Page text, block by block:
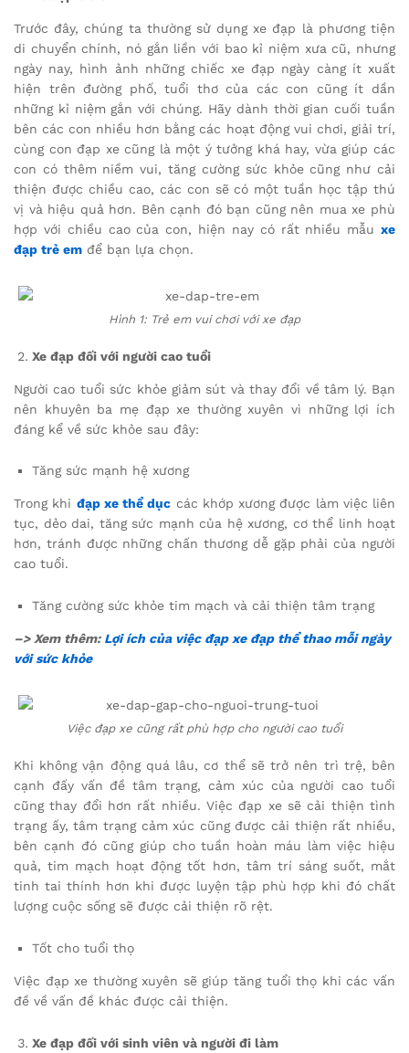
Trước đây, chúng ta thường sử dụng xe đạp là phương tiện
di chuyển chính, nó gắn liền với bao kỉ niệm xưa cũ, nhưng
ngày nay, hình ảnh những chiếc xe đạp ngày càng ít xuất
hiện trên đường phố, tuổi thơ của các con cũng ít dần
những kỉ niệm gắn với chúng. Hãy dành thời gian cuối tuần
bên các con nhiều hơn bằng các hoạt động vui chơi, giải trí,
cùng con đạp xe cũng là một ý tưởng khá hay, vừa giúp các
con có thêm niềm vui, tăng cường sức khỏe cũng như cải
thiện được chiều cao, các con sẽ có một tuần học tập thú
vị và hiệu quả hơn. Bên cạnh đó bạn cũng nên mua xe phù
hợp với chiều cao của con, hiện nay có rất nhiều mẫu xe
đạp trẻ em để bạn lựa chọn.
Hình 1: Trẻ em vui chơi với xe đạp
Xe đạp đối với người cao tuổi
Người cao tuổi sức khỏe giảm sút và thay đổi về tâm lý. Bạn
nên khuyên ba mẹ đạp xe thường xuyên vì những lợi ích
đáng kể về sức khỏe sau đây:
Tăng sức mạnh hệ xương
Trong khi đạp xe thể dục các khớp xương được làm việc liên
tục, dẻo dai, tăng sức mạnh của hệ xương, cơ thể linh hoạt
hơn, tránh được những chấn thương dễ gặp phải của người
cao tuổi.
Tăng cường sức khỏe tim mạch và cải thiện tâm trạng
–> Xem thêm: Lợi ích của việc đạp xe đạp thể thao mỗi ngày
với sức khỏe
Việc đạp xe cũng rất phù hợp cho người cao tuổi
Khi không vận động quá lâu, cơ thể sẽ trở nên trì trệ, bên
cạnh đấy vấn đề tâm trạng, cảm xúc của người cao tuổi
cũng thay đổi hơn rất nhiều. Việc đạp xe sẽ cải thiện tình
trạng ấy, tâm trạng cảm xúc cũng được cải thiện rất nhiều,
bên cạnh đó cũng giúp cho tuần hoàn máu làm việc hiệu
quả, tim mạch hoạt động tốt hơn, tâm trí sáng suốt, mắt
tinh tai thính hơn khi được luyện tập phù hợp khi đó chất
lượng cuộc sống sẽ được cải thiện rõ rệt.
Tốt cho tuổi thọ
Việc đạp xe thường xuyên sẽ giúp tăng tuổi thọ khi các vấn
đề về vấn đề khác được cải thiện.
Xe đạp đối với sinh viên và người đi làm